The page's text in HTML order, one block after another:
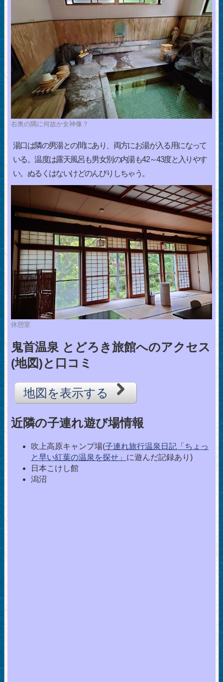
右奥の隅に何故か女神像？
湯口は隣の男湯との間にあり、両方にお湯が入る用になって
いる。温度は露天風呂も男女別の内湯も42～43度と入りやす
い。ぬるくはないけどのんびりしちゃう。
休憩室
鬼首温泉 とどろき旅館へのアクセス
(地図)と口コミ
地図を表示する
近隣の子連れ遊び場情報
吹上高原キャンプ場(子連れ旅行温泉日記「ちょっ
と早い紅葉の温泉を探せ」 に遊んだ記録あり)
日本こけし館
潟沼